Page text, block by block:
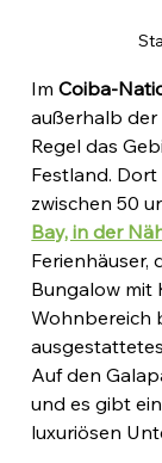
Im Coiba-
außerhalb der
Regel das
Festland.
zwischen 50
Bay, in der
Ferienhäuser,
Bungalow mit
Wohnbereich
Auf den
und es gibt
luxuriösen